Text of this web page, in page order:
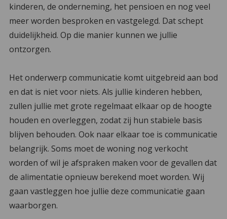
kinderen, de onderneming, het pensioen en nog veel
meer worden besproken en vastgelegd. Dat schept
duidelijkheid. Op die manier kunnen we jullie
ontzorgen.
Het onderwerp communicatie komt uitgebreid aan bod
en dat is niet voor niets. Als jullie kinderen hebben,
zullen jullie met grote regelmaat elkaar op de hoogte
houden en overleggen, zodat zij hun stabiele basis
blijven behouden. Ook naar elkaar toe is communicatie
belangrijk. Soms moet de woning nog verkocht
worden of wil je afspraken maken voor de gevallen dat
de alimentatie opnieuw berekend moet worden. Wij
gaan vastleggen hoe jullie deze communicatie gaan
waarborgen.